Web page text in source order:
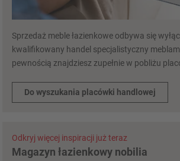
Sprzedaż meble łazienkowe odbywa się
kwalifikowany handel specjalistyczny
pewnością znajdziesz zupełnie w pobliżu
Do wyszukania placówki handlowej
Odkryj więcej inspiracji już teraz
Magazyn łazienkowy nobilia